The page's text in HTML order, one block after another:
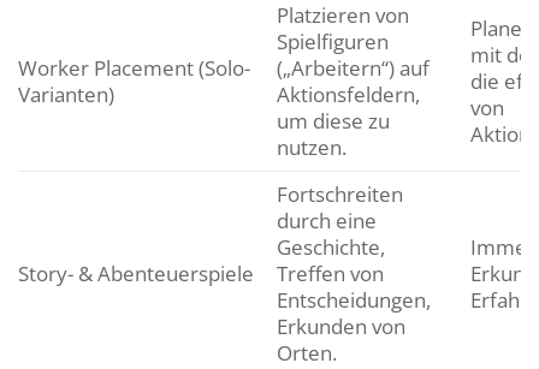
Worker Placement (Solo-
Varianten)
Platzieren von
Spielfiguren
(„Arbeitern“) auf
Aktionsfeldern,
um diese zu
nutzen.
mit
die
von
Story- & Abenteuerspiele
Fortschreiten
durch eine
Geschichte,
Treffen von
Entscheidungen,
Erkunden von
Orten.